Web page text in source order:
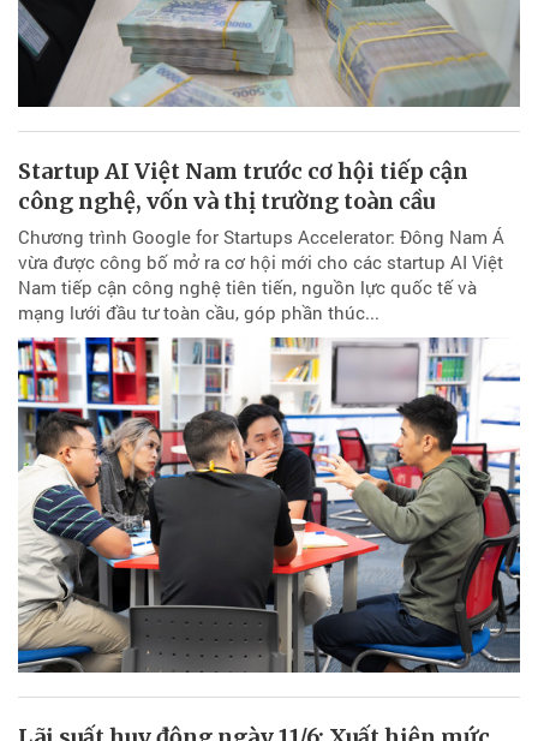
Startup AI Việt Nam trước cơ hội tiếp cận
công nghệ, vốn và thị trường toàn cầu
Chương trình Google for Startups Accelerator: Đông Nam Á
vừa được công bố mở ra cơ hội mới cho các startup AI Việt
Nam tiếp cận công nghệ tiên tiến, nguồn lực quốc tế và
mạng lưới đầu tư toàn cầu, góp phần thúc...